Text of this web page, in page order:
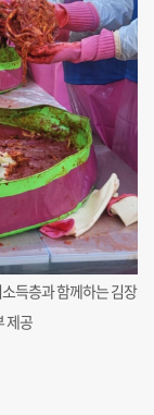
득층과 함께하는 김장
제공